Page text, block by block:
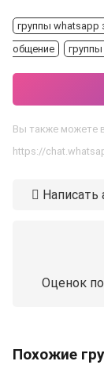
группы whatsapp
общение
Вы также можете
https://
Написать
Оценок
Похожие